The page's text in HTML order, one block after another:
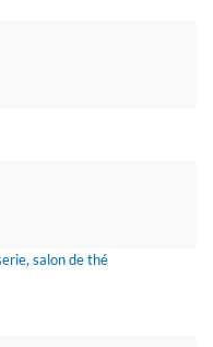
salon de thé